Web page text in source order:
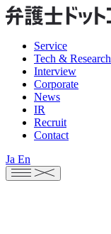
Service
Tech & Research
Interview
Corporate
News
IR
Recruit
Contact
Ja En